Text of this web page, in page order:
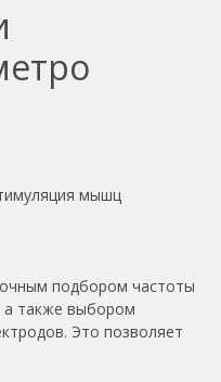
мышц
подбором частоты
а также выбором
Это позволяет